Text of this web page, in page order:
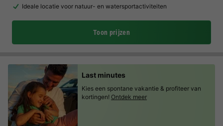
Ideale locatie voor natuur- en watersportactiviteiten
Toon prijzen
Last minutes
Kies een spontane vakantie & profiteer van
kortingen! Ontdek meer